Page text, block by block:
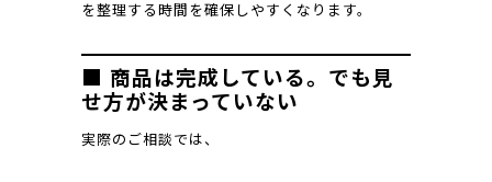
を整理する時間を確保しやすくなります。
■ 商品は完成している。でも見
せ方が決まっていない
実際のご相談では、